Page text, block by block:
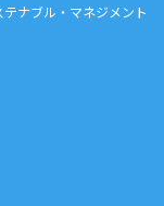
テナブル・マネジメント